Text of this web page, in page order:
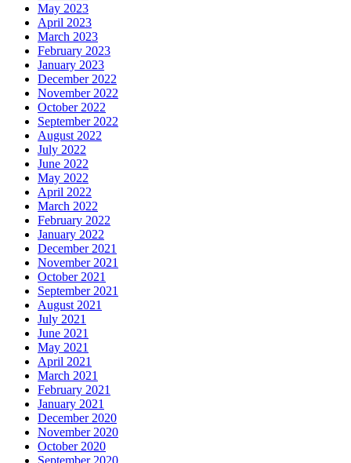
May 2023
April 2023
March 2023
February 2023
January 2023
December 2022
November 2022
October 2022
September 2022
August 2022
July 2022
June 2022
May 2022
April 2022
March 2022
February 2022
January 2022
December 2021
November 2021
October 2021
September 2021
August 2021
July 2021
June 2021
May 2021
April 2021
March 2021
February 2021
January 2021
December 2020
November 2020
October 2020
September 2020